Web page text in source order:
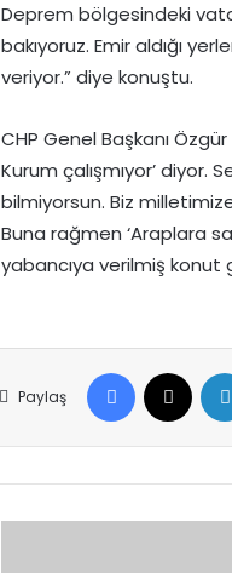
Deprem bölgesindeki
bakıyoruz. Emir aldığı
veriyor.” diye konuştu.
CHP Genel Başkanı
Kurum çalışmıyor’
bilmiyorsun. Biz
Buna rağmen ‘Araplara
yabancıya verilmiş konut
Paylaş
Facebook